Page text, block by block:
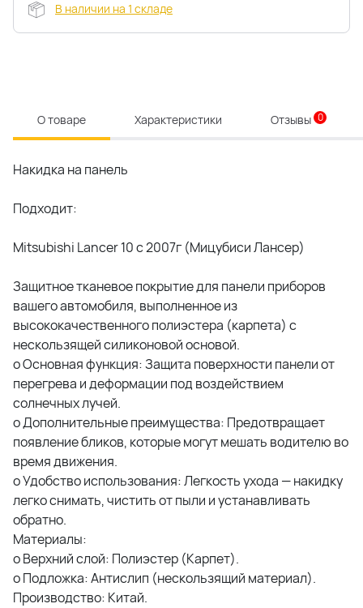
В наличии на 1 складе
О товаре Характеристики Отзывы 0
Накидка на панель
Подходит:
Mitsubishi Lancer 10 с 2007г (Мицубиси Лансер)
Защитное тканевое покрытие для панели приборов
вашего автомобиля, выполненное из
высококачественного полиэстера (карпета) с
нескользящей силиконовой основой.
o Основная функция: Защита поверхности панели от
перегрева и деформации под воздействием
солнечных лучей.
o Дополнительные преимущества: Предотвращает
появление бликов, которые могут мешать водителю во
время движения.
o Удобство использования: Легкость ухода — накидку
легко снимать, чистить от пыли и устанавливать
обратно.
Материалы:
o Верхний слой: Полиэстер (Карпет).
o Подложка: Антислип (нескользящий материал).
Производство: Китай.